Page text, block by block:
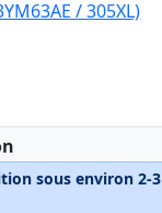
/ 305XL)
sous environ 2-3